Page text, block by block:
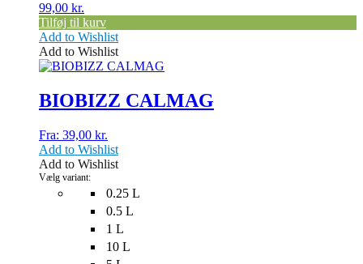
99,00 kr.
Tilføj til kurv
Add to Wishlist
Add to Wishlist
BIOBIZZ CALMAG
Fra: 39,00 kr.
0.25 L
0.5 L
1 L
10 L
Vælg variant:
Dette
har
flere
Mulighederne
kan
vælges
på
varesiden
Add to Wishlist
Add to Wishlist